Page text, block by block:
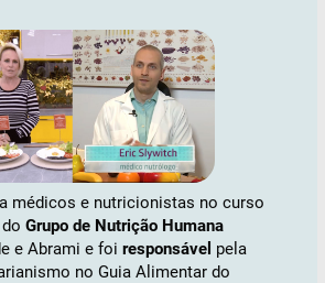
médicos e nutricionistas no curso
Grupo de Nutrição Humana
e Abrami e foi responsável pela
no Guia Alimentar do